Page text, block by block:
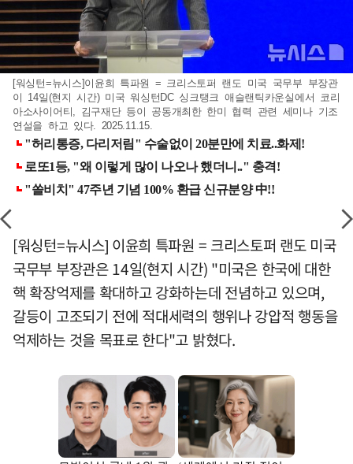
[워싱턴=뉴시스]이윤희 특파원 = 크리스토퍼 랜도 미국 국무부 부장관
이 14일(현지 시간) 미국 워싱턴DC 싱크탱크 애슬랜틱카운실에서 코리
아소사이어티, 김구재단 등이 공동개최한 한미 협력 관련 세미나 기조
연설을 하고 있다. 2025.11.15.
[워싱턴=뉴시스] 이윤희 특파원 = 크리스토퍼 랜도 미국
국무부 부장관은 14일(현지 시간) "미국은 한국에 대한
핵 확장억제를 확대하고 강화하는데 전념하고 있으며,
갈등이 고조되기 전에 적대세력의 행위나 강압적 행동을
억제하는 것을 목표로 한다"고 밝혔다.